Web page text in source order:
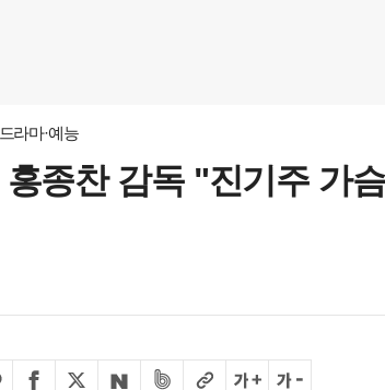
드라마·예능
홍종찬 감독 "진기주 가